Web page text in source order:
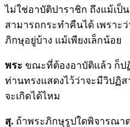
ไม่ใช่อาบัติปาราชิก ถึงแม้เป็
สามารถกระทำคืนได้ เพราะ
ภิกษุอยู่บ้าง แม้เพียงเล็กน้อย
พระ ขณะที่ต้องอาบัติแล้ว ก็ป
ท่านทรงแสดงไว้ว่าจะมีวิปฏิ
จะเกิดได้ไหม
สุ. ถ้าพระภิกษุรูปใดพิจารณาต